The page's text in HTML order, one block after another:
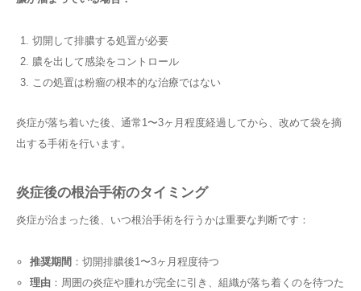
切開して排膿する処置が必要
膿を出して感染をコントロール
この処置は粉瘤の根本的な治療ではない
炎症が落ち着いた後、通常1〜3ヶ月程度経過してから、改めて袋を摘
出する手術を行います。
炎症後の根治手術のタイミング
炎症が治まった後、いつ根治手術を行うかは重要な判断です：
推奨期間 ：切開排膿後1〜3ヶ月程度待つ
理由：周囲の炎症や腫れが完全に引き、組織が落ち着くのを待つた